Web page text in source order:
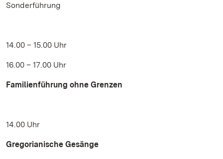
Sonderführung
14.00 – 15.00 Uhr
16.00 – 17.00 Uhr
Familienführung ohne Grenzen
14.00 Uhr
Gregorianische Gesänge